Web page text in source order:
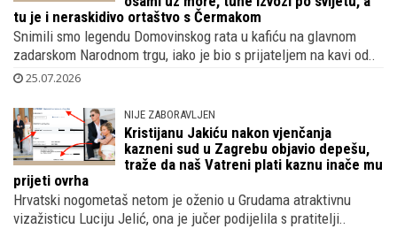
tu je i neraskidivo ortaštvo s Čermakom
Snimili smo legendu Domovinskog rata u kafiću na glavnom
zadarskom Narodnom trgu, iako je bio s prijateljem na kavi od..
25.07.2026
NIJE ZABORAVLJEN
Kristijanu Jakiću nakon vjenčanja
kazneni sud u Zagrebu objavio depešu,
traže da naš Vatreni plati kaznu inače mu
prijeti ovrha
Hrvatski nogometaš netom je oženio u Grudama atraktivnu
vizažisticu Luciju Jelić, ona je jučer podijelila s pratitelji..